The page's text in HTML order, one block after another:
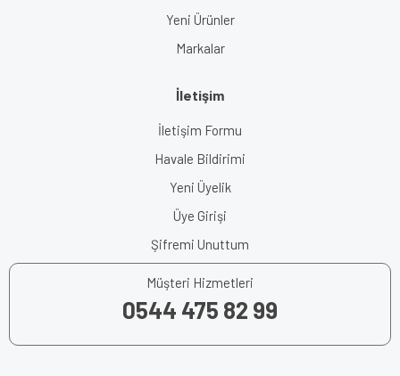
Yeni Ürünler
Markalar
İletişim
İletişim Formu
Havale Bildirimi
Yeni Üyelik
Üye Girişi
Şifremi Unuttum
Müşteri Hizmetleri
0544 475 82 99